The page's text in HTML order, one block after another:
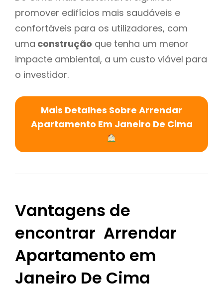
promover edifícios mais saudáveis e
confortáveis para os utilizadores, com
uma construção que tenha um menor
impacte ambiental, a um custo viável para
o investidor.
Mais Detalhes Sobre Arrendar
Apartamento Em Janeiro De Cima
Vantagens de
encontrar Arrendar
Apartamento em
Janeiro De Cima